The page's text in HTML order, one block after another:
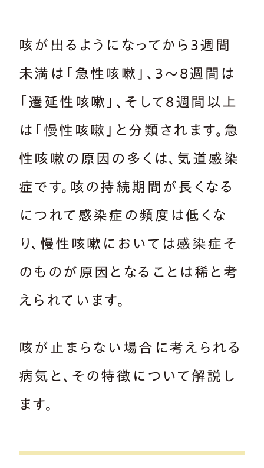
咳が出るようになってから3週間
未満は「急性咳嗽」、3～8週間は
「遷延性咳嗽」、そして8週間以上
は「慢性咳嗽」と分類されます。急
性咳嗽の原因の多くは、気道感染
症です。咳の持続期間が長くなる
につれて感染症の頻度は低くな
り、慢性咳嗽においては感染症そ
のものが原因となることは稀と考
えられています。
咳が止まらない場合に考えられる
病気と、その特徴について解説し
ます。